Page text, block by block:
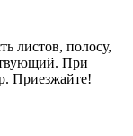
листов, полосу,
При
Приезжайте!